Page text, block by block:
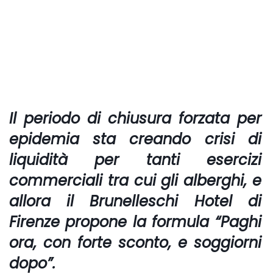
Il periodo di chiusura forzata per
epidemia sta creando crisi di
liquidità per tanti esercizi
commerciali tra cui gli alberghi, e
allora ilBrunelleschi Hotel di
Firenze propone la formula “Paghi
ora, con forte sconto, e soggiorni
dopo”.